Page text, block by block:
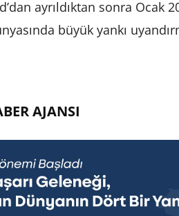
ayrıldıktan sonra Ocak
büyük yankı
AJANSI